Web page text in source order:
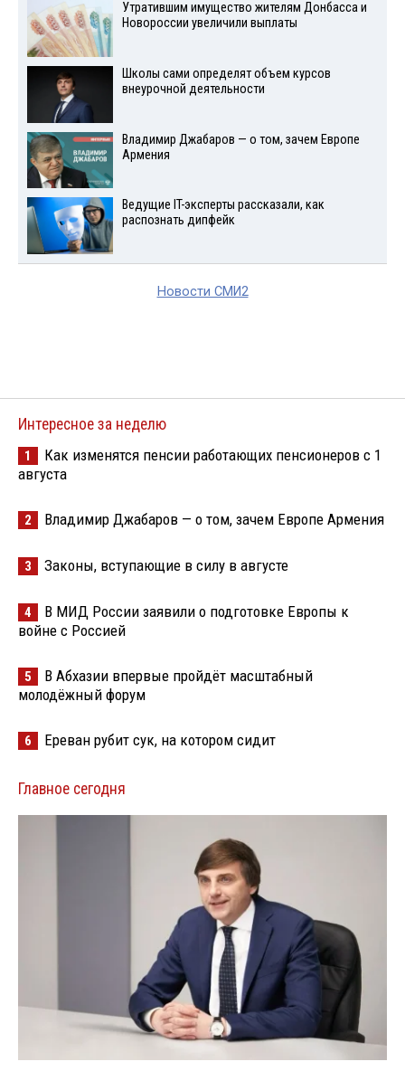
Утратившим имущество жителям Донбасса и
Новороссии увеличили выплаты
Школы сами определят объем курсов
внеурочной деятельности
Владимир Джабаров — о том, зачем Европе
Армения
Ведущие IT-эксперты рассказали, как
распознать дипфейк
Новости СМИ2
Интересное за неделю
1
Как изменятся пенсии работающих пенсионеров с 1
августа
2 Владимир Джабаров — о том, зачем Европе Армения
3 Законы, вступающие в силу в августе
4
В МИД России заявили о подготовке Европы к
войне с Россией
5
В Абхазии впервые пройдёт масштабный
молодёжный форум
6 Ереван рубит сук, на котором сидит
Главное сегодня